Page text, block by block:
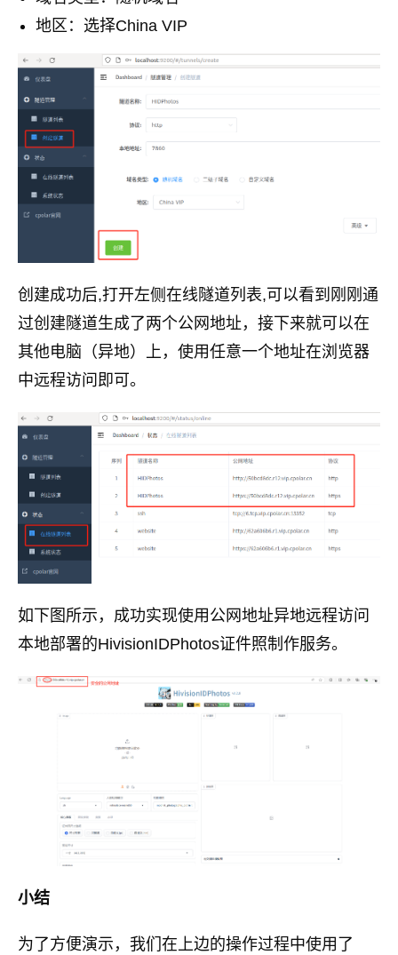
地区：选择China VIP
创建成功后,打开左侧在线隧道列表,可以看到刚刚通
过创建隧道生成了两个公网地址，接下来就可以在
其他电脑（异地）上，使用任意一个地址在浏览器
中远程访问即可。
如下图所示，成功实现使用公网地址异地远程访问
本地部署的HivisionIDPhotos证件照制作服务。
小结
为了方便演示，我们在上边的操作过程中使用了